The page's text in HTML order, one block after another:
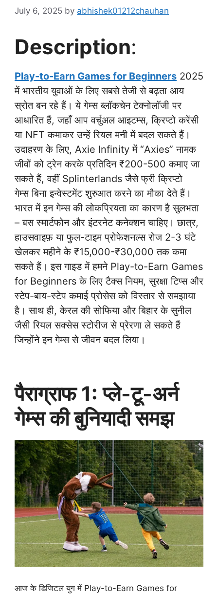
July 6, 2025 by abhishek01212chauhan
Description:
Play-to-Earn Games for Beginners 2025
में भारतीय युवाओं के लिए सबसे तेजी से बढ़ता आय
स्रोत बन रहे हैं। ये गेम्स ब्लॉकचेन टेक्नोलॉजी पर
आधारित हैं, जहाँ आप वर्चुअल आइटम्स, क्रिप्टो करेंसी
या NFT कमाकर उन्हें रियल मनी में बदल सकते हैं।
उदाहरण के लिए, Axie Infinity में “Axies” नामक
जीवों को ट्रेन करके प्रतिदिन ₹200-500 कमाए जा
सकते हैं, वहीं Splinterlands जैसे फ्री क्रिप्टो
गेम्स बिना इन्वेस्टमेंट शुरुआत करने का मौका देते हैं।
भारत में इन गेम्स की लोकप्रियता का कारण है सुलभता
– बस स्मार्टफोन और इंटरनेट कनेक्शन चाहिए। छात्र,
हाउसवाइफ़ या फुल-टाइम प्रोफेशनल्स रोज 2-3 घंटे
खेलकर महीने के ₹15,000-₹30,000 तक कमा
सकते हैं। इस गाइड में हमने Play-to-Earn Games
for Beginners के लिए टैक्स नियम, सुरक्षा टिप्स और
स्टेप-बाय-स्टेप कमाई प्रोसेस को विस्तार से समझाया
है। साथ ही, केरल की सोफिया और बिहार के सुनील
जैसी रियल सक्सेस स्टोरीज से प्रेरणा ले सकते हैं
जिन्होंने इन गेम्स से जीवन बदल लिया।
पैराग्राफ 1: प्ले-टू-अर्न
गेम्स की बुनियादी समझ
आज के डिजिटल युग में Play-to-Earn Games for